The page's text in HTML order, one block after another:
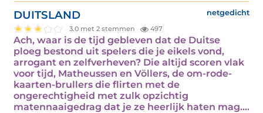
DUITSLAND netgedicht
3.0 met 2 stemmen 497
Ach, waar is de tijd gebleven dat de Duitse
ploeg bestond uit spelers die je eikels vond,
arrogant en zelfverheven? Die altijd scoren vlak
voor tijd, Matheussen en Völlers, de om-rode-
kaarten-brullers die flirten met de
ongerechtigheid met zulk opzichtig
matennaaigedrag dat je ze heerlijk haten mag.…